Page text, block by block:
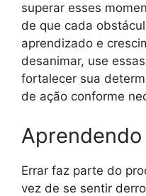
superar esses
de que cada
aprendizado e
desanimar, use
fortalecer sua
de ação conforme
Errar faz parte do
vez de se sentir